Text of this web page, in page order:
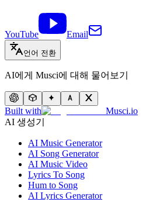
YouTube Email
언어 전환
AI에게 Musci에 대해 물어보기
Built with
Musci.io
AI 생성기
AI Music Generator
AI Song Generator
AI Music Video
Lyrics To Song
Hum to Song
AI Lyrics Generator